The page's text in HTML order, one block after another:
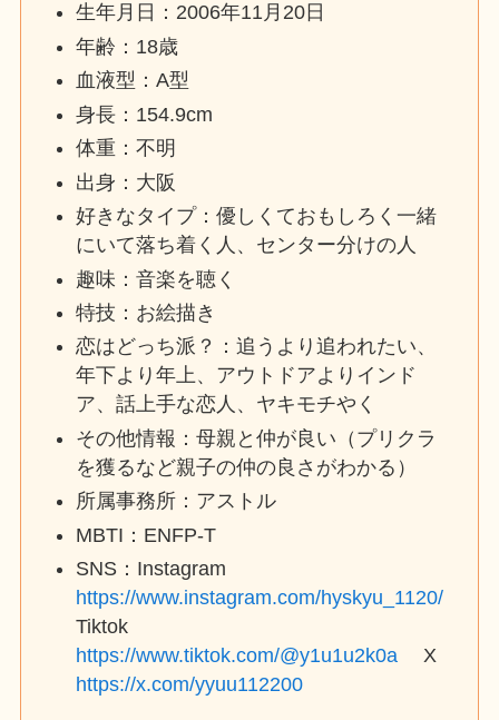
生年月日：2006年11月20日
年齢：18歳
血液型：A型
身長：154.9cm
体重：不明
出身：大阪
好きなタイプ：優しくておもしろく一緒
にいて落ち着く人、センター分けの人
趣味：音楽を聴く
特技：お絵描き
恋はどっち派？：追うより追われたい、
年下より年上、アウトドアよりインド
ア、話上手な恋人、ヤキモチやく
その他情報：母親と仲が良い（プリクラ
を獲るなど親子の仲の良さがわかる）
所属事務所：アストル
MBTI：ENFP-T
SNS：Instagram
https://www.instagram.com/hyskyu_1120/
Tiktok
https://www.tiktok.com/@y1u1u2k0a X
https://x.com/yyuu112200